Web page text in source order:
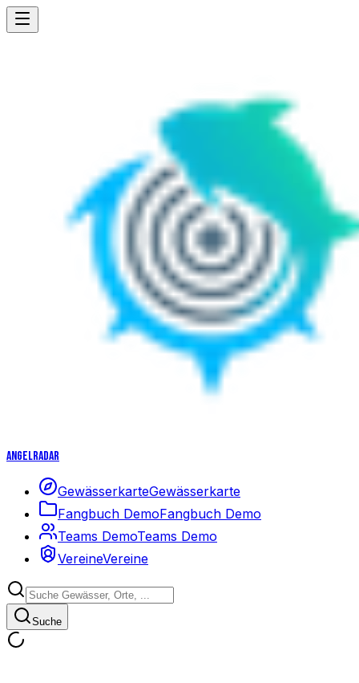
Angelradar
GewässerkarteGewässerkarte
Fangbuch DemoFangbuch Demo
Teams DemoTeams Demo
VereineVereine
Suche